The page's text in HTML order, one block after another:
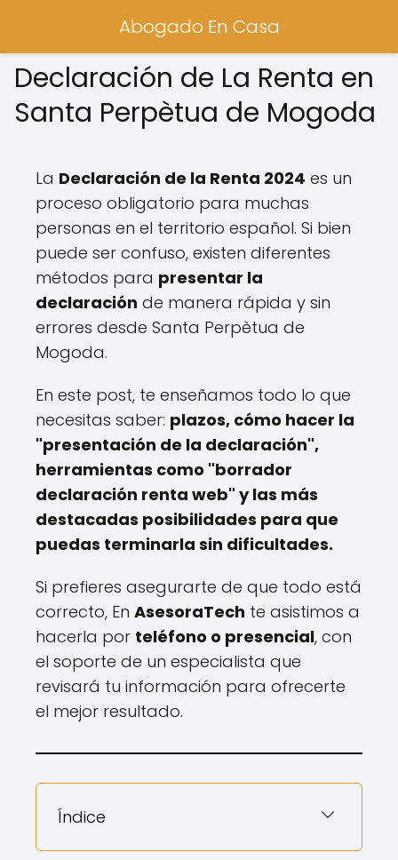
Abogado En Casa
Declaración de La Renta en
Santa Perpètua de Mogoda
La Declaración de la Renta 2024 es un
proceso obligatorio para muchas
personas en el territorio español. Si bien
puede ser confuso, existen diferentes
métodos para presentar la
declaración de manera rápida y sin
errores desde Santa Perpètua de
Mogoda.
En este post, te enseñamos todo lo que
necesitas saber: plazos, cómo hacer la
"presentación de la declaración",
herramientas como "borrador
declaración renta web" y las más
destacadas posibilidades para que
puedas terminarla sin dificultades.
Si prefieres asegurarte de que todo está
correcto, En AsesoraTech te asistimos a
hacerla por teléfono o presencial, con
el soporte de un especialista que
revisará tu información para ofrecerte
el mejor resultado.
Índice